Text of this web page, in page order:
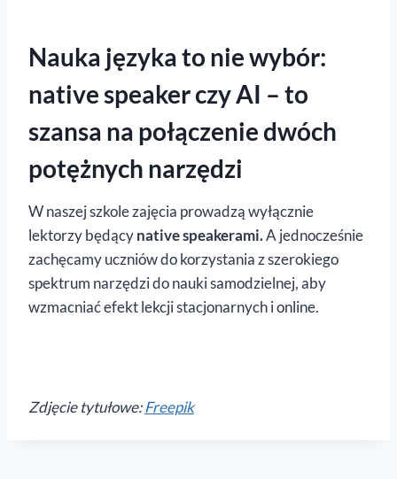
Nauka języka to nie wybór:
native speaker czy AI – to
szansa na połączenie dwóch
potężnych narzędzi
W naszej szkole zajęcia prowadzą wyłącznie
lektorzy będącynative speakerami.A jednocześnie
zachęcamy uczniów do korzystania z szerokiego
spektrum narzędzi do nauki samodzielnej, aby
wzmacniać efekt lekcji stacjonarnych i online.
Zdjęcie tytułowe:Freepik